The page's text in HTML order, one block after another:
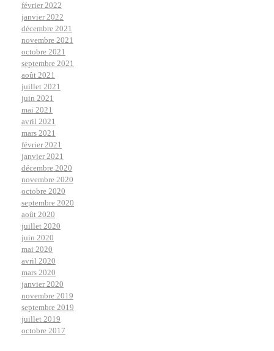
février 2022
janvier 2022
décembre 2021
novembre 2021
octobre 2021
septembre 2021
août 2021
juillet 2021
juin 2021
mai 2021
avril 2021
mars 2021
février 2021
janvier 2021
décembre 2020
novembre 2020
octobre 2020
septembre 2020
août 2020
juillet 2020
juin 2020
mai 2020
avril 2020
mars 2020
janvier 2020
novembre 2019
septembre 2019
juillet 2019
octobre 2017